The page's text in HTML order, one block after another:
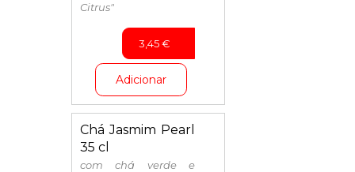
Citrus"
3,45€
Adicionar
Chá Jasmim Pearl
35 cl
com chá verde e